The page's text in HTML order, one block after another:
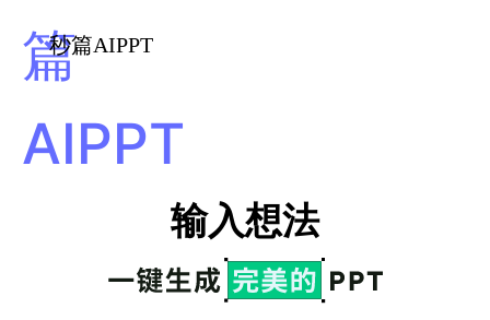
秒篇AIPPT
输入想法